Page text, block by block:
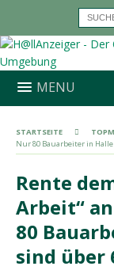
MENU
STARTSEITE
Nur 80 Bauarbeiter in Halle
Rente
Arbeit“
80
sind über